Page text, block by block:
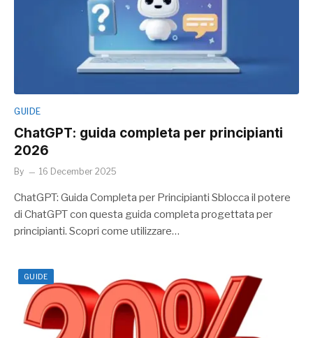
GUIDE
ChatGPT: guida completa per principianti
2026
By 16 December 2025
ChatGPT: Guida Completa per Principianti Sblocca il potere
di ChatGPT con questa guida completa progettata per
principianti. Scopri come utilizzare…
GUIDE